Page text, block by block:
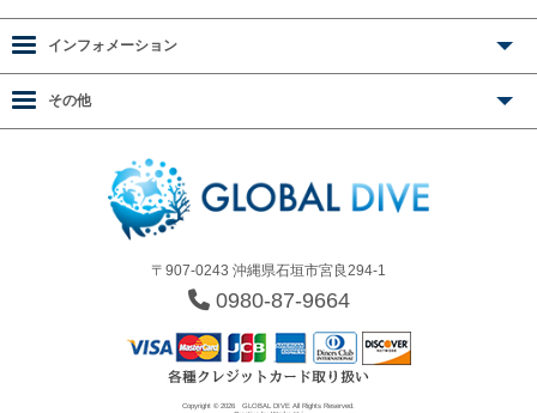
〒907-0243 沖縄県石垣市宮良294-1
0980-87-9664
インフォメーション
その他
Copyright © 2026 GLOBAL DIVE All Rights Reserved.